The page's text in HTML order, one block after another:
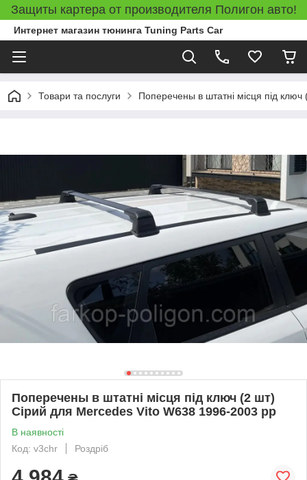
Защиты картера от производителя Полигон авто!
Интернет магазин тюнинга Tuning Parts Car
Товари та послуги Поперечены в штатні місця під
Поперечены в штатні місця під ключ (2 шт)
Сірий для Mercedes Vito W638 1996-2003 рр
В наявності
Код: v3chr
Роздріб